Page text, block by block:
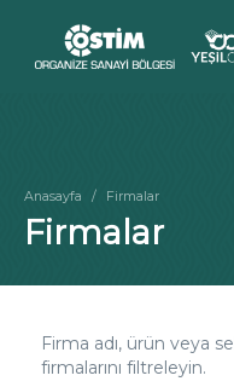
Anasayfa Firmalar
Firmalar
Firma adı, ürün veya
firmalarını filtreleyin.